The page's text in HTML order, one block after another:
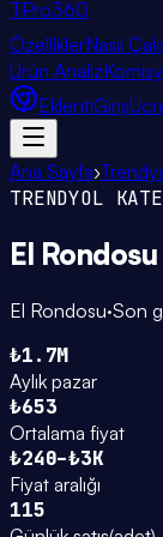
TPro360
ÖzelliklerNasıl
Ürün Analiz
EklentiGiriş
Ana Sayfa›
TRENDYOL
El Rondosu
El Rondosu·Son
₺1.7M
Aylık pazar
₺653
Ortalama fiyat
₺240–₺3K
Fiyat aralığı
115